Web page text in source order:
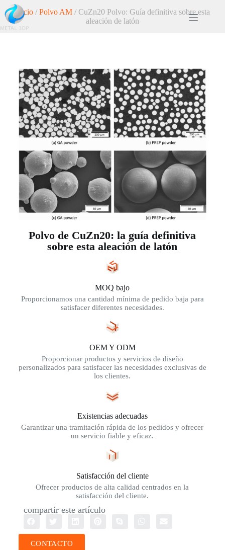
Inicio/ Polvo AM/ CuZn20 Polvo: Guía definitiva sobre esta
aleación de latón
Polvo de CuZn20: la guía definitiva
sobre esta aleación de latón
MOQ bajo
Proporcionamos una cantidad mínima de pedido baja para
satisfacer diferentes necesidades.
OEM Y ODM
Proporcionar productos y servicios de diseño
personalizados para satisfacer las necesidades exclusivas de
los clientes.
Existencias adecuadas
Garantizar una tramitación rápida de los pedidos y ofrecer
un servicio fiable y eficaz.
Satisfacción del cliente
Ofrecer productos de alta calidad centrados en la
satisfacción del cliente.
compartir este artículo
CONTACTO